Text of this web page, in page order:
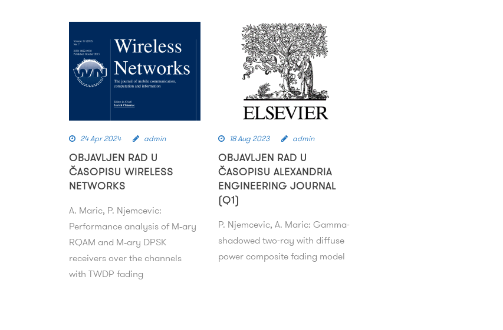
24 Apr 2024 admin
OBJAVLJEN RAD U
ČASOPISU WIRELESS
NETWORKS
A. Maric, P. Njemcevic:
Performance analysis of M‑ary
RQAM and M‑ary DPSK
receivers over the channels
with TWDP fading
18 Aug 2023 admin
OBJAVLJEN RAD U
ČASOPISU ALEXANDRIA
ENGINEERING JOURNAL
(Q1)
P. Njemcevic, A. Maric: Gamma-
shadowed two-ray with diffuse
power composite fading model